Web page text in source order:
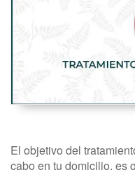
Domicilio
FisioClinics
Madrid
El objetivo del
cabo en tu domicilio, es